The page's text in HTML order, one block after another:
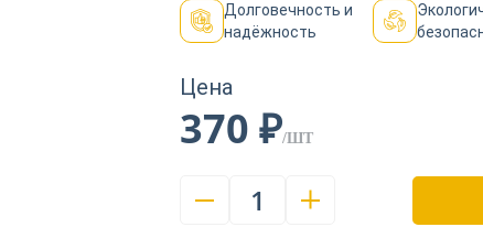
Долговечность и
надёжность
Цена
370 ₽/ШТ
1